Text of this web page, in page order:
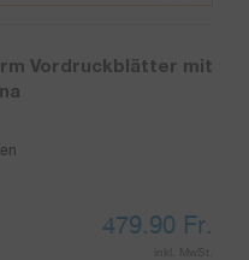
Vordruckblätter mit
479.90 Fr.
inkl. MwSt.